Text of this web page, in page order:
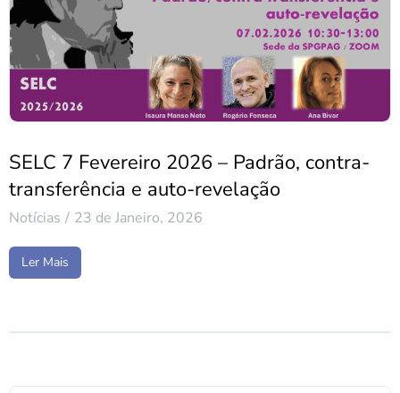
SELC 7 Fevereiro 2026 – Padrão, contra-
transferência e auto-revelação
Notícias 23 de Janeiro, 2026
Ler Mais